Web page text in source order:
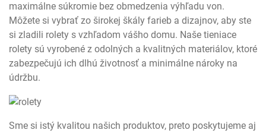
maximálne súkromie bez obmedzenia výhľadu von.
Môžete si vybrať zo širokej škály farieb a dizajnov, aby ste
si zladili rolety s vzhľadom vášho domu. Naše tieniace
rolety sú vyrobené z odolných a kvalitných materiálov, ktoré
zabezpečujú ich dlhú životnosť a minimálne nároky na
údržbu.
Sme si istý kvalitou našich produktov, preto poskytujeme aj